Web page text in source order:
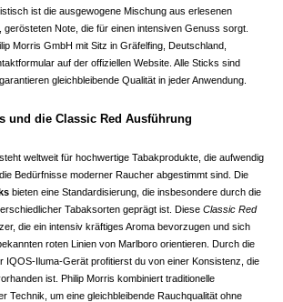
ist die ausgewogene Mischung aus erlesenen
gerösteten Note, die für einen intensiven Genuss sorgt.
Morris GmbH mit Sitz in Gräfelfing, Deutschland,
auf der offiziellen Website. Alle Sticks sind
gleichbleibende Qualität in jeder Anwendung.
und die Classic Red Ausführung
weltweit für hochwertige Tabakprodukte, die aufwendig
Bedürfnisse moderner Raucher abgestimmt sind. Die
bieten eine Standardisierung, die insbesondere durch die
Tabaksorten geprägt ist. Diese Classic Red
die ein intensiv kräftiges Aroma bevorzugen und sich
roten Linien von Marlboro orientieren. Durch die
IQOS-Iluma-Gerät profitierst du von einer Konsistenz, die
ist. Philip Morris kombiniert traditionelle
Technik, um eine gleichbleibende Rauchqualität ohne